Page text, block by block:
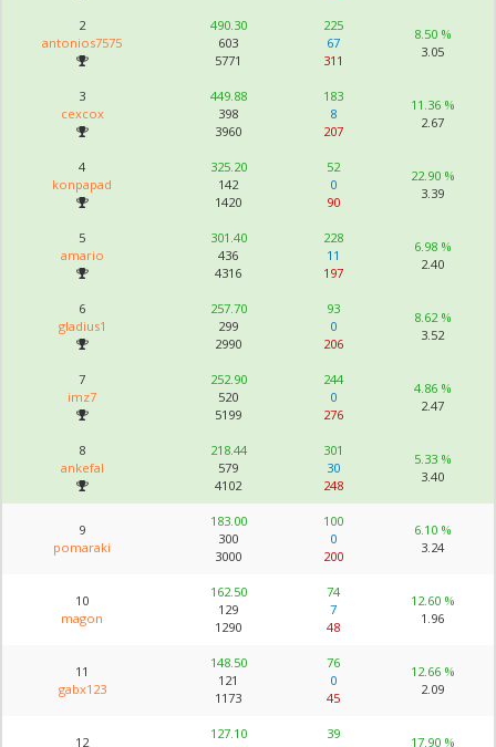
2
antonios7575
490.30
603
5771
225
67
311
8.50 %
3.05
3
cexcox
449.88
398
3960
183
8
207
11.36 %
2.67
4
konpapad
325.20
142
1420
52
0
90
22.90 %
3.39
5
amario
301.40
436
4316
228
11
197
6.98 %
2.40
6
gladius1
257.70
299
2990
93
0
206
8.62 %
3.52
7
imz7
252.90
520
5199
244
0
276
4.86 %
2.47
8
ankefal
218.44
579
4102
301
30
248
5.33 %
3.40
9
pomaraki
183.00
300
3000
100
0
200
6.10 %
3.24
10
magon
162.50
129
1290
74
7
48
12.60 %
1.96
11
gabx123
148.50
121
1173
76
0
45
12.66 %
2.09
12
127.10
39
17.90 %